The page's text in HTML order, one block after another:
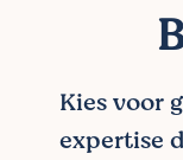
Kies voor
expertise